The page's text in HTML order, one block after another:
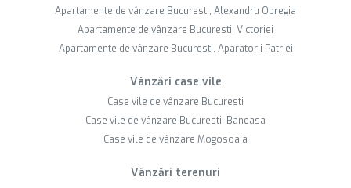
Apartamente de vânzare Bucuresti, Alexandru Obregia
Apartamente de vânzare Bucuresti, Victoriei
Apartamente de vânzare Bucuresti, Aparatorii Patriei
Vânzări case vile
Case vile de vânzare Bucuresti
Case vile de vânzare Bucuresti, Baneasa
Case vile de vânzare Mogosoaia
Vânzări terenuri